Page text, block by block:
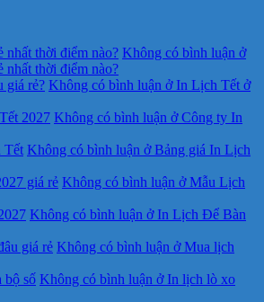
nhất thời điểm nào? Không có bình luận ở
nhất thời điểm nào?
giá rẻ? Không có bình luận ở In Lịch Tết ở
2027 Không có bình luận ở Công ty In
Tết Không có bình luận ở Bảng giá In Lịch
giá rẻ Không có bình luận ở Mẫu Lịch
Không có bình luận ở In Lịch Để Bàn
giá rẻ Không có bình luận ở Mua lịch
bộ số Không có bình luận ở In lịch lò xo